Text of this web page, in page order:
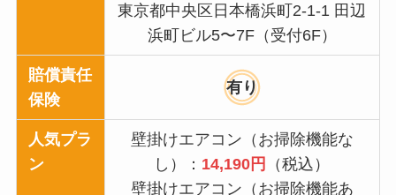
東京都中央区日本橋浜町2-1-1 田辺
浜町ビル5〜7F（受付6F）
賠償責任
保険
有り
人気プラ
ン
壁掛けエアコン（お掃除機能な
し）： 14,190円
（税込）
壁掛けエアコン（お掃除機能あ